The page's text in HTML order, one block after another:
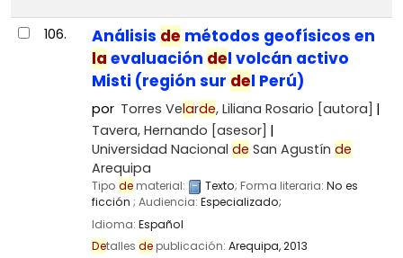
106. Análisis de métodos geofísicos en
la evaluación del volcán activo
Misti (región sur del Perú)
por Torres Velarde, Liliana Rosario [autora]
Tavera, Hernando [asesor]
Universidad Nacional de San Agustín de
Arequipa
Tipo dematerial: Texto; Forma literaria: No es
ficción ; Audiencia: Especializado;
Idioma: Español
Detalles depublicación: Arequipa,2013